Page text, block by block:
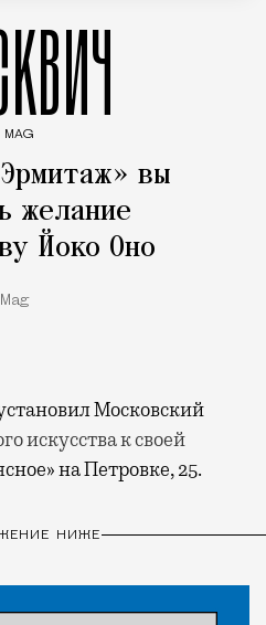
MAG
вы
желание
Йоко Оно
искусства к своей
на Петровке, 25.
НИЖЕ